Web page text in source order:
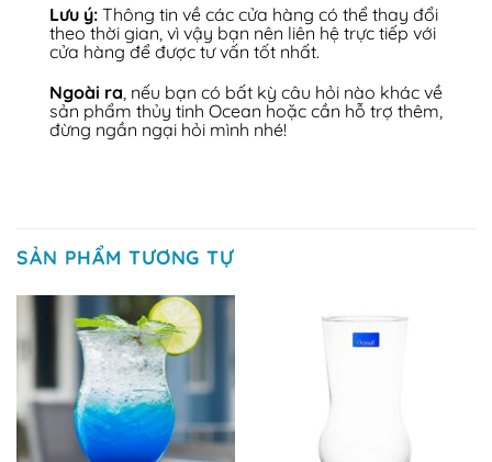
Lưu ý: Thông tin về các cửa hàng có thể thay đổi
theo thời gian, vì vậy bạn nên liên hệ trực tiếp với
cửa hàng để được tư vấn tốt nhất.
Ngoài ra, nếu bạn có bất kỳ câu hỏi nào khác về
sản phẩm thủy tinh Ocean hoặc cần hỗ trợ thêm,
đừng ngần ngại hỏi mình nhé!
SẢN PHẨM TƯƠNG TỰ